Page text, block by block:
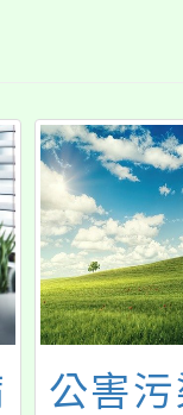
＆a
公害